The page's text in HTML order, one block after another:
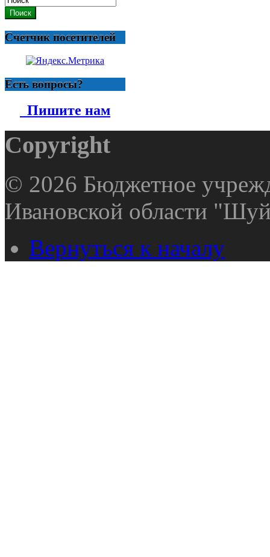
Поиск
Счетчик посетителей
Есть вопросы?
Пишите нам
Copyright
© 2026 Бюджетное
Ивановской области
Вернуться к началу